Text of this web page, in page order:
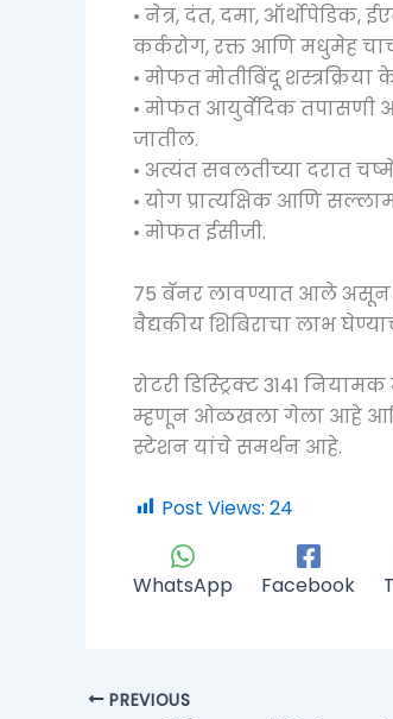
• नेत्र, दंत, दमा, ऑर्थोपेडिक,
कर्करोग, रक्त आणि मधुमेह
• मोफत मोतीबिंदू शस्त्रक्रिया
• मोफत आयुर्वेदिक
जातील.
• अत्यंत सवलतीच्या दरात
• योग प्रात्यक्षिक आणि
• मोफत ईसीजी.
75 बॅनर लावण्यात आले असून
वैद्यकीय शिबिराचा लाभ
रोटरी डिस्ट्रिक्ट 3141
म्हणून ओळखला गेला आहे आणि
स्टेशन यांचे समर्थन आहे.
Post Views: 24
WhatsApp Facebook
PREVIOUS